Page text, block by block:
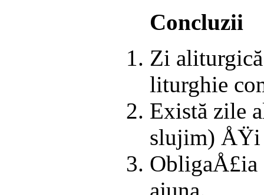
Concluzii
Zi
liturghie
Există zile
slujim) ÅŸi
ObligaÅ£ia